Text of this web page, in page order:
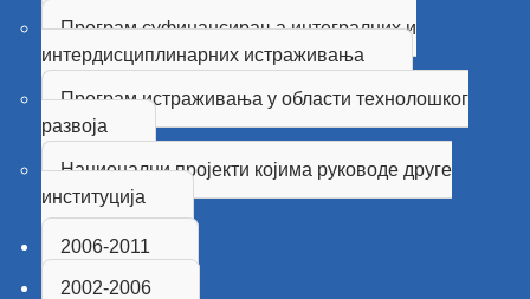
Програм суфинансирања интегралних и
интердисциплинарних истраживања
Програм истраживања у области технолошког
развоја
Национални пројекти којима руководе друге
институција
2006-2011
2002-2006